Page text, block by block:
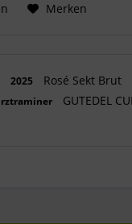
Merken
2025
Rosé Sekt Brut
GUTEDEL